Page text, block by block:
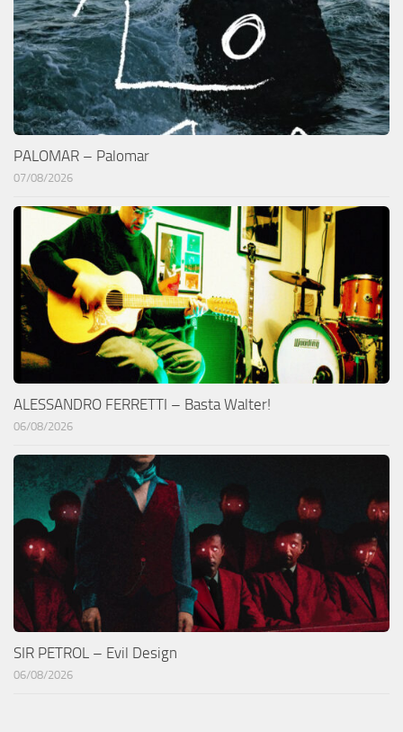
PALOMAR – Palomar
07/08/2026
ALESSANDRO FERRETTI – Basta Walter!
06/08/2026
SIR PETROL – Evil Design
06/08/2026